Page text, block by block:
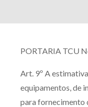
PORTARIA TCU
Art. 9º A
equipamentos, de
para fornecimento